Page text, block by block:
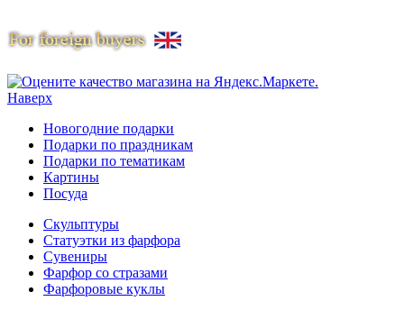
Наверх
Новогодние подарки
Подарки по праздникам
Подарки по тематикам
Картины
Посуда
Скульптуры
Статуэтки из фарфора
Сувениры
Фарфор со стразами
Фарфоровые куклы